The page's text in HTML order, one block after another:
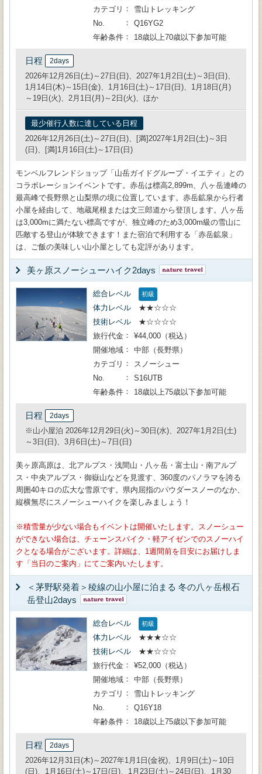
カテゴリ
雪山トレッキング
No.
Q16YG2
年齢条件
18歳以上70歳以下参加可能
日程 2days
2026年12月26日(土)～27日(日)、2027年1月2日(土)～3日(日)、
1月14日(木)～15日(金)、1月16日(土)～17日(日)、1月18日(月)
～19日(火)、2月1日(月)～2日(火)、ほか
最少催行人数に達している日程
2026年12月26日(土)～27日(日)、[満]2027年1月2日(土)～3日
(日)、[満]1月16日(土)～17日(日)
モンベルフレンドショップ「山岳ガイドグループ・イエティ」との
コラボレーションイベントです。赤岳は標高2,899m、八ヶ岳連峰の
最高峰で長野県と山梨県の境に位置しています。赤岳鉱泉から行者
小屋を経由して、地蔵尾根または文三郎道から登頂します。八ヶ岳
は3,000mに満たない標高ですが、独立峰のため3,000m級の雪山に
匹敵する登山が体験できます！また宿泊で利用する「赤岳鉱泉」
は、ご飯の美味しい山小屋としても定評があります。
美ヶ原スノーシューハイク2days
総合レベル 初級
体力レベル
★★☆☆☆
技術レベル
★☆☆☆☆
旅行代金
¥44,000（税込）
開催地域
中部（長野県）
カテゴリ
スノーシュー
No.
S16UTB
年齢条件
18歳以上75歳以下参加可能
日程 2days
※山小屋泊 2026年12月29日(火)～30日(水)、2027年1月2日(土)
～3日(日)、3月6日(土)～7日(日)
美ヶ原高原は、北アルプス・浅間山・八ヶ岳・富士山・南アルプ
ス・中央アルプス・御嶽山などを見渡す、360度のパノラマを誇る
周囲40キロの広大な雪原です。県内屈指のパウダースノーのなか、
縦横無尽にスノーシューハイクを楽しみましょう！
積雪量が少ない場合もイベントは開催いたします。スノーシュー
ができない場合は、チェーンスパイク・軽アイゼンでのスノーハイ
クとなる場合がございます。詳細は、1週間前を目安にお届けしま
す「当日のご案内」にてご案内いたします。
＜茅野駅発着＞稜線の山小屋に泊まる 冬の八ヶ岳根石
岳登山2days
総合レベル 初級
体力レベル
★★★☆☆
技術レベル
★★☆☆☆
旅行代金
¥52,000（税込）
開催地域
中部（長野県）
カテゴリ
雪山トレッキング
No.
Q16Y18
年齢条件
18歳以上75歳以下参加可能
日程 2days
2026年12月31日(木)～2027年1月1日(金祝)、1月9日(土)～10日
(日)、1月16日(土)～17日(日)、1月23日(土)～24日(日)、1月30